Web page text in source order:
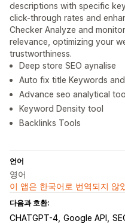
descriptions with specific
click-through rates and
Checker Analyze and
relevance, optimizing your
trustworthiness.
Deep store SEO aynalise
Auto fix title Keywords
Advance seo analytical
Keyword Density tool
Backlinks Tools
언어
영어
이 앱은 한국어로 번역되지 않
다음과 호환:
CHATGPT-4 Google API